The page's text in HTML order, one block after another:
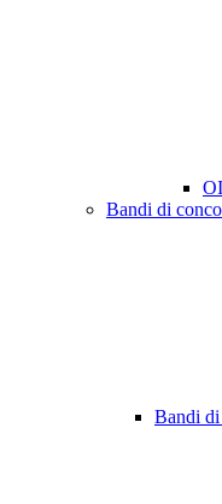
Bandi di
Bandi di